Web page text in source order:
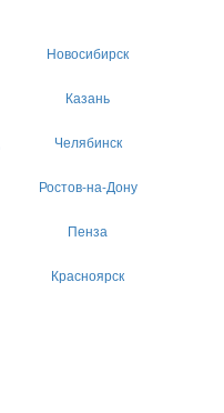
Новосибирск
Казань
Челябинск
Ростов-на-Дону
Пенза
Красноярск